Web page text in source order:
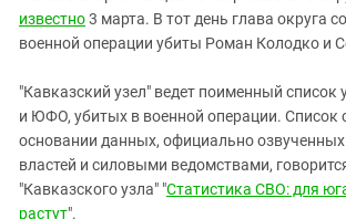
известно3 марта. В тот день глава округа
военной операции убиты Роман Колодко и
"Кавказский узел" ведет поименный
и ЮФО, убитых в военной операции. Список
основании данных, официально
властей и силовыми ведомствами,
"Кавказского узла" "Статистика СВО: для
растут".